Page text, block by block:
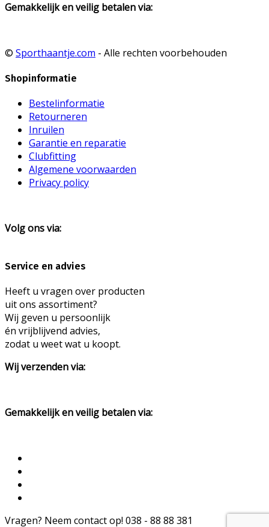
Gemakkelijk en veilig betalen via:
© Sporthaantje.com - Alle rechten voorbehouden
Shopinformatie
Bestelinformatie
Retourneren
Inruilen
Garantie en reparatie
Clubfitting
Algemene voorwaarden
Privacy policy
Volg ons via:
Service en advies
Heeft u vragen over producten
uit ons assortiment?
Wij geven u persoonlijk
én vrijblijvend advies,
zodat u weet wat u koopt.
Wij verzenden via:
Gemakkelijk en veilig betalen via:
Vragen? Neem contact op! 038 - 88 88 381